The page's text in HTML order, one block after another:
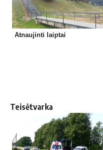
Atnaujinti laiptai
Teisėtvarka